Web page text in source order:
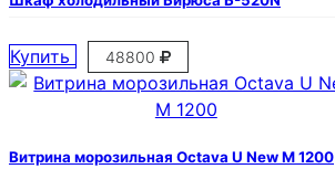
Купить 48800
Витрина морозильная Octava U New M 1200